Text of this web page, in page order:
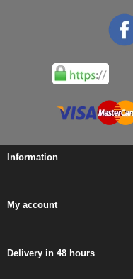
Information
My account
Delivery in 48 hours